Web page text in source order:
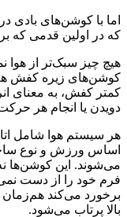
اما با کوشن‌های بادی
که در اولین قدمی که
هیچ چیز سبک‌تر از هوا
کوشن‌های زیره کفش
کمتر کفش، به معنای
دویدن یا انجام هر
هر سیستم هوا شامل
اساس ورزش و نوع
می‌شوند. این کوشن‌ها
فرم خود را از دست
برخورد می‌کند
بالا پرتاب می‌شود.